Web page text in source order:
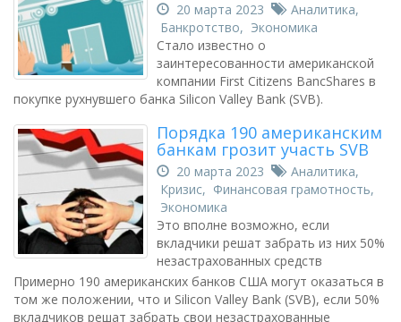
20 марта 2023 Аналитика,
Банкротство, Экономика
Стало известно о
заинтересованности американской
компании First Citizens BancShares в
покупке рухнувшего банка Silicon Valley Bank (SVB).
Порядка 190 американским
банкам грозит участь SVB
20 марта 2023 Аналитика,
Кризис, Финансовая грамотность,
Экономика
Это вполне возможно, если
вкладчики решат забрать из них 50%
незастрахованных средств
Примерно 190 американских банков США могут оказаться в
том же положении, что и Silicon Valley Bank (SVB), если 50%
вкладчиков решат забрать свои незастрахованные